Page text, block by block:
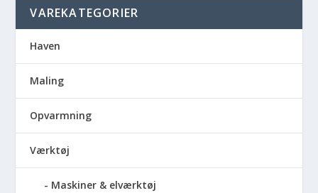
VAREKATEGORIER
Haven
Maling
Opvarmning
Værktøj
Maskiner & elværktøj